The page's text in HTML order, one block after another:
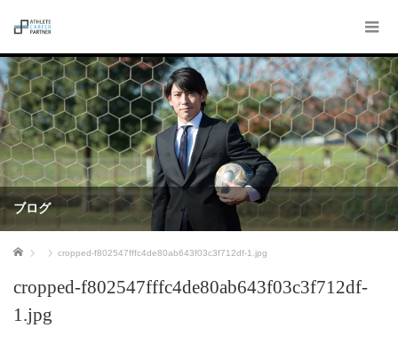
ブログ
ホーム cropped-f802547fffc4de80ab643f03c3f712df-1.jpg
cropped-f802547fffc4de80ab643f03c3f712df-
1.jpg